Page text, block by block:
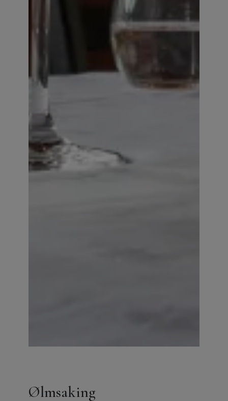
Ølmsaking